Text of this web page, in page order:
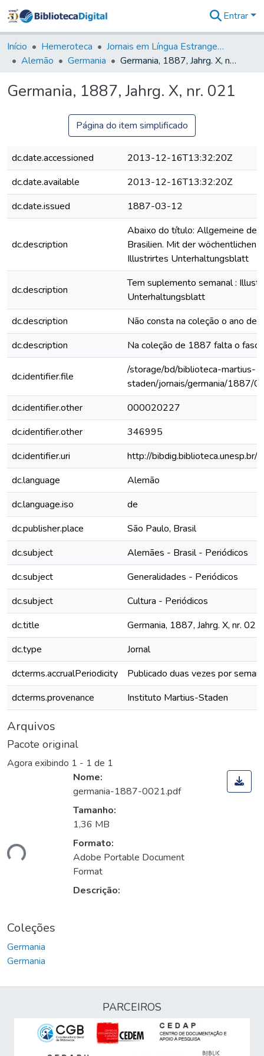
&
Coleções
Tudo na
Digital
Entrar
Início Hemeroteca
Jornais em Língua Estrangeira
Alemão
Germania Germania, 1887, Jahrg. X, nr. 021
Germania, 1887, Jahrg. X, nr. 021
Página do item simplificado
dc.date.accessioned
2013-12-16T13:32:20Z
dc.date.available
2013-12-16T13:32:20Z
dc.date.issued
1887-03-12
dc.description
Abaixo do título: Allgemeine
Brasilien. Mit der wöchentlichen
Illustrirtes Unterhaltungsblatt
dc.description
Tem suplemento semanal :
Unterhaltungsblatt
dc.description
Não consta na coleção o ano de
dc.description
Na coleção de 1887 falta o
dc.identifier.file
/storage/bd/biblioteca-martius-
staden/jornais/germania/1887/
dc.identifier.other
000020227
dc.identifier.other
346995
dc.identifier.uri
http://
dc.language
Alemão
dc.language.iso
de
dc.publisher.place
São Paulo, Brasil
dc.subject
Alemães - Brasil - Periódicos
dc.subject
Generalidades - Periódicos
dc.subject
Cultura - Periódicos
dc.title
Germania, 1887, Jahrg. X, nr. 021
dc.type
Jornal
dcterms.accrualPeriodicity
Publicado duas vezes por
dcterms.provenance
Instituto Martius-Staden
Arquivos
Pacote original
Agora exibindo 1 - 1 de 1
Nome:
germania-1887-0021.pdf
Tamanho:
1,36 MB
Formato:
Adobe Portable Document
Format
Descrição:
Coleções
Germania
Germania
PARCEIROS